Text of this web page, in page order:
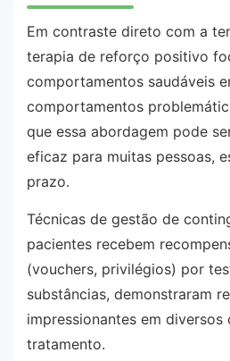
Em contraste direto com a
terapia de reforço positivo
comportamentos saudáveis
comportamentos
que essa abordagem pode
eficaz para muitas pessoas,
prazo.
Técnicas de gestão de
pacientes recebem
(vouchers, privilégios) por
substâncias, demonstraram
impressionantes em
tratamento.